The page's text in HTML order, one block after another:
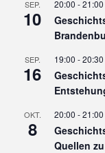
SEP.
10
20:00 -21:00
SEP.
16
19:00 -20:30
OKT.
8
20:00 -21:00
Quellen